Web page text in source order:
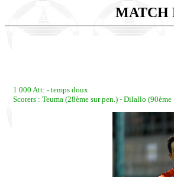
MATCH
1 000 Att: - temps doux
Scorers : Teuma (28ème sur pen.) - Dilallo (90ème